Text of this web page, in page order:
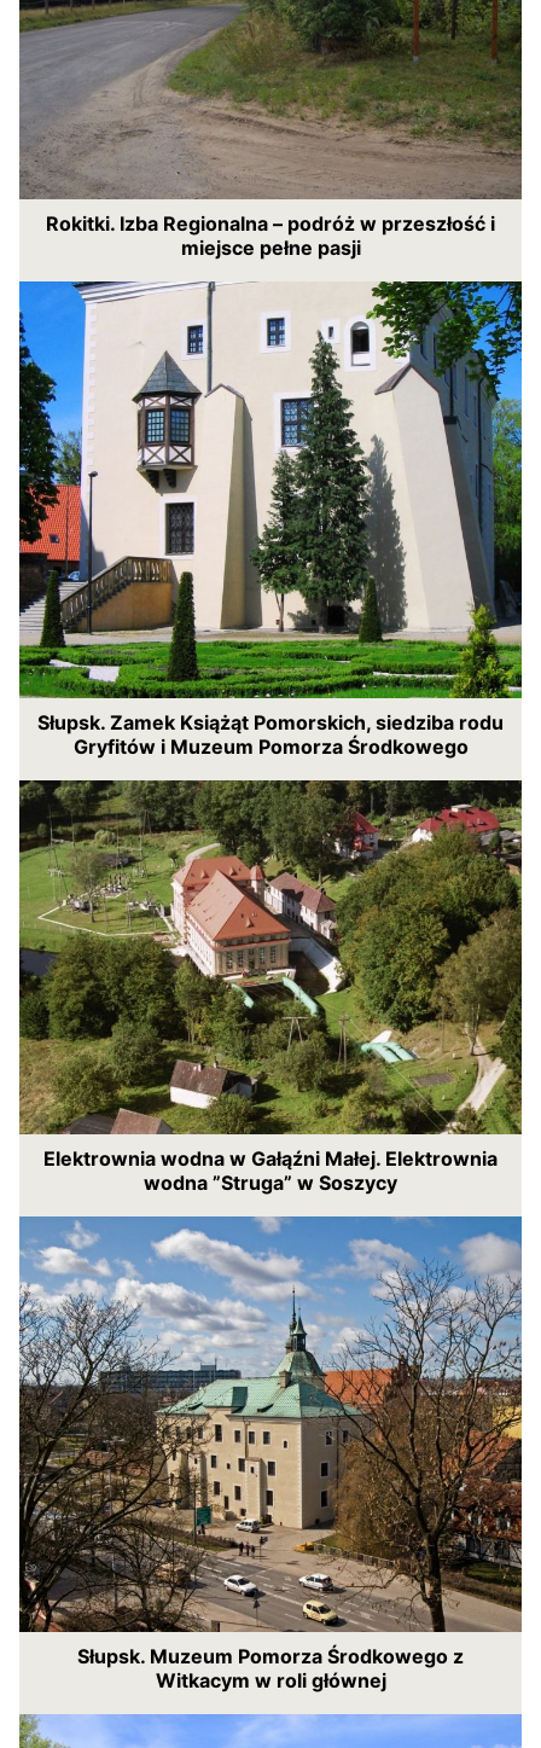
Rokitki. Izba Regionalna – podróż w przeszłość i
miejsce pełne pasji
Słupsk. Zamek Książąt Pomorskich, siedziba rodu
Gryfitów i Muzeum Pomorza Środkowego
Elektrownia wodna w Gałąźni Małej. Elektrownia
wodna ”Struga” w Soszycy
Słupsk. Muzeum Pomorza Środkowego z
Witkacym w roli głównej